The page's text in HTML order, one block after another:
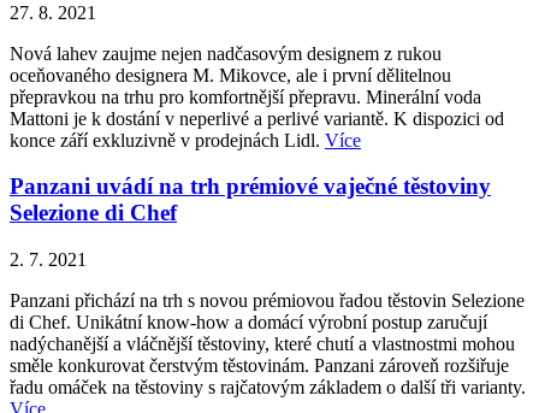
27. 8. 2021
Nová lahev zaujme nejen nadčasovým designem z rukou
oceňovaného designera M. Mikovce, ale i první dělitelnou
přepravkou na trhu pro komfortnější přepravu. Minerální voda
Mattoni je k dostání v neperlivé a perlivé variantě. K dispozici od
konce září exkluzivně v prodejnách Lidl. Více
Panzani uvádí na trh prémiové vaječné těstoviny
Selezione di Chef
2. 7. 2021
Panzani přichází na trh s novou prémiovou řadou těstovin Selezione
di Chef. Unikátní know-how a domácí výrobní postup zaručují
nadýchanější a vláčnější těstoviny, které chutí a vlastnostmi mohou
směle konkurovat čerstvým těstovinám. Panzani zároveň rozšiřuje
řadu omáček na těstoviny s rajčatovým základem o další tři varianty.
Více